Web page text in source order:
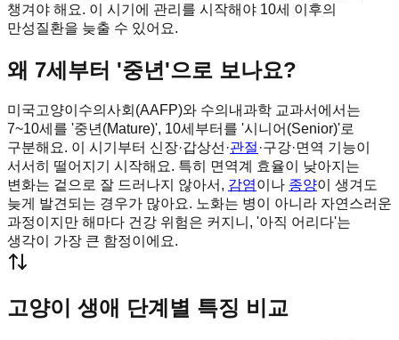
챙겨야 해요. 이 시기에 관리를 시작해야 10세 이후의
만성질환을 늦출 수 있어요.
왜 7세부터 '중년'으로 보나요?
미국고양이수의사회(AAFP)와 수의내과학 교과서에서는
7~10세를 '중년(Mature)', 10세부터를 '시니어(Senior)'로
구분해요. 이 시기부터 신장·갑상선·관절 ·구강·면역 기능이
서서히 떨어지기 시작해요. 특히 면역계 효율이 낮아지는
변화는 겉으로 잘 드러나지 않아서, 감염이나 종양이 생겨도
늦게 발견되는 경우가 많아요. 노화는 병이 아니라 자연스러운
과정이지만 해마다 건강 위험은 커지니, '아직 어리다'는
생각이 가장 큰 함정이에요.
고양이 생애 단계별 특징 비교